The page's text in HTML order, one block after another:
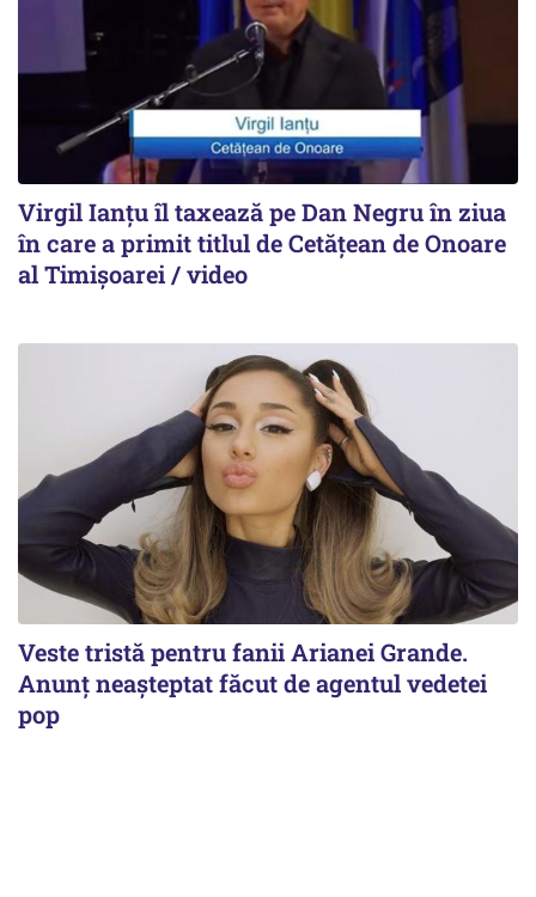
Virgil Ianțu îl taxează pe Dan Negru în ziua
în care a primit titlul de Cetățean de Onoare
al Timișoarei / video
Veste tristă pentru fanii Arianei Grande.
Anunț neașteptat făcut de agentul vedetei
pop